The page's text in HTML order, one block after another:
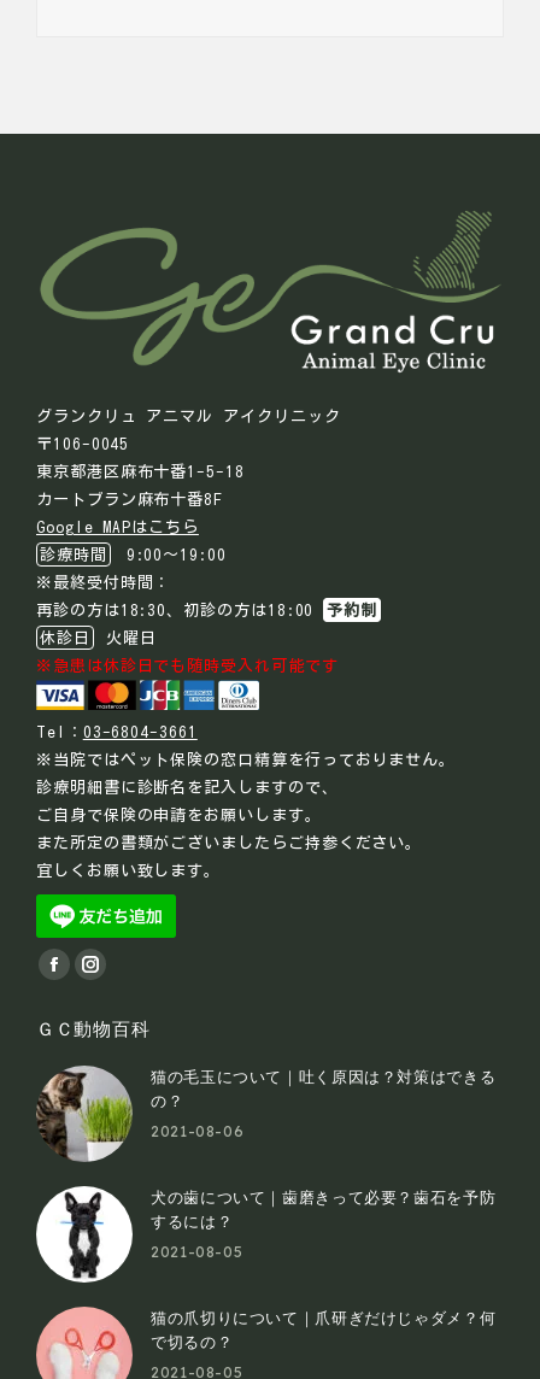
グランクリュ アニマル アイクリニック
〒106-0045
東京都港区麻布十番1-5-18
カートブラン麻布十番8F
Google MAPはこちら
診療時間
9:00～19:00
※最終受付時間：
再診の方は18:30、初診の方は18:00
予約制
休診日
火曜日
※急患は休診日でも随時受入れ可能です
Tel： 03-6804-3661
※当院ではペット保険の窓口精算を行っておりません。
診療明細書に診断名を記入しますので、
ご自身で保険の申請をお願いします。
また所定の書類がございましたらご持参ください。
宜しくお願い致します。
Find us on:
ＧＣ動物百科
猫の毛玉について｜吐く原因は？対策はできる
の？
2021-08-06
犬の歯について｜歯磨きって必要？歯石を予防
するには？
2021-08-05
猫の爪切りについて｜爪研ぎだけじゃダメ？何
で切るの？
2021-08-05